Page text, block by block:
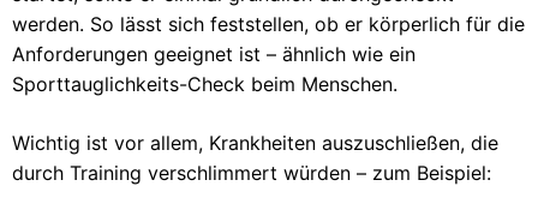
werden. So lässt sich feststellen, ob er körperlich für die
Anforderungen geeignet ist – ähnlich wie ein
Sporttauglichkeits-Check beim Menschen.
Wichtig ist vor allem, Krankheiten auszuschließen, die
durch Training verschlimmert würden – zum Beispiel: